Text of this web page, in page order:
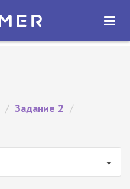
ОТКРЫТЬ
/ Задание 2 /